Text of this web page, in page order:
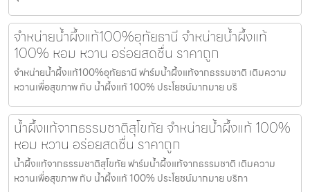
จำหน่ายน้ำผึ้งแท้100%อุทัยธานี จำหน่ายน้ำผึ้งแท้
100% หอม หวาน อร่อยสดชื่น ราคาถูก
จำหน่ายน้ำผึ้งแท้100%อุทัยธานี ฟาร์มน้ำผึ้งแท้จากธรรมชาติ เติมความ
หวานเพื่อสุขภาพ กับ น้ำผึ้งแท้ 100% ประโยชน์มากมาย บริ
น้ำผึ้งแท้จากธรรมชาติสุโขทัย จำหน่ายน้ำผึ้งแท้ 100%
หอม หวาน อร่อยสดชื่น ราคาถูก
น้ำผึ้งแท้จากธรรมชาติสุโขทัย ฟาร์มน้ำผึ้งแท้จากธรรมชาติ เติมความ
หวานเพื่อสุขภาพ กับ น้ำผึ้งแท้ 100% ประโยชน์มากมาย บริกา